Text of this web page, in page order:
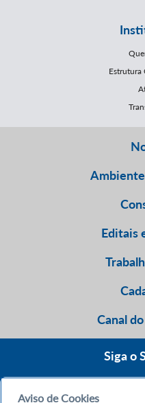
Estrutura
Editais
Canal
Siga o
Aviso de Cookies